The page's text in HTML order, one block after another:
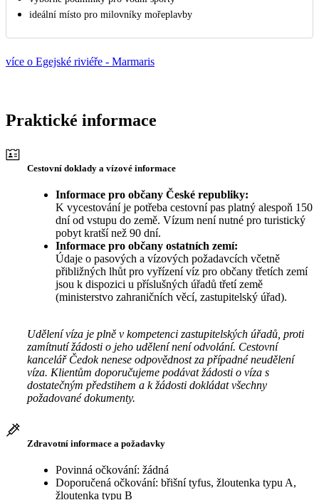
ideální místo pro milovníky mořeplavby
více o Egejské riviéře - Marmaris
Praktické informace
Cestovní doklady a vízové informace
Informace pro občany České republiky:
K vycestování je potřeba cestovní pas platný alespoň 150
dní od vstupu do země. Vízum není nutné pro turistický
pobyt kratší než 90 dní.
Informace pro občany ostatních zemí:
Údaje o pasových a vízových požadavcích včetně
přibližných lhůt pro vyřízení víz pro občany třetích zemí
jsou k dispozici u příslušných úřadů třetí země
(ministerstvo zahraničních věcí, zastupitelský úřad).
Udělení víza je plně v kompetenci zastupitelských úřadů, proti
zamítnutí žádosti o jeho udělení není odvolání. Cestovní
kancelář Čedok nenese odpovědnost za případné neudělení
víza. Klientům doporučujeme podávat žádosti o víza s
dostatečným předstihem a k žádosti dokládat všechny
požadované dokumenty.
Zdravotní informace a požadavky
Povinná očkování: žádná
Doporučená očkování: břišní tyfus, žloutenka typu A,
žloutenka typu B